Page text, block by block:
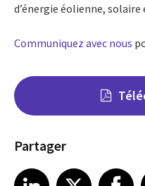
d’énergie éolienne,
Communiquez avec nous
Partager
Share on LinkedIn
LinkedIn
Share on X Share on